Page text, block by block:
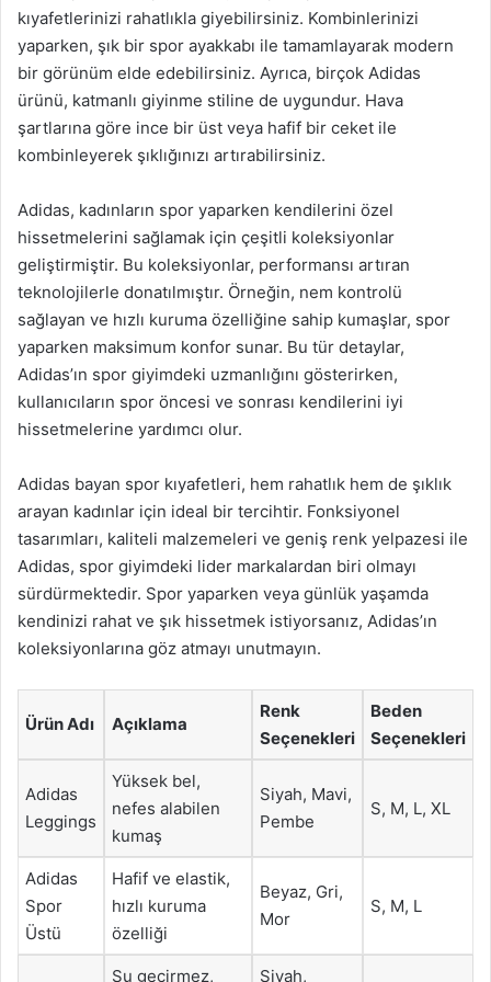
kıyafetlerinizi rahatlıkla giyebilirsiniz. Kombinlerinizi
yaparken, şık bir spor ayakkabı ile tamamlayarak modern
bir görünüm elde edebilirsiniz. Ayrıca, birçok Adidas
ürünü, katmanlı giyinme stiline de uygundur. Hava
şartlarına göre ince bir üst veya hafif bir ceket ile
kombinleyerek şıklığınızı artırabilirsiniz.
Adidas, kadınların spor yaparken kendilerini özel
hissetmelerini sağlamak için çeşitli koleksiyonlar
geliştirmiştir. Bu koleksiyonlar, performansı artıran
teknolojilerle donatılmıştır. Örneğin, nem kontrolü
sağlayan ve hızlı kuruma özelliğine sahip kumaşlar, spor
yaparken maksimum konfor sunar. Bu tür detaylar,
Adidas’ın spor giyimdeki uzmanlığını gösterirken,
kullanıcıların spor öncesi ve sonrası kendilerini iyi
hissetmelerine yardımcı olur.
Adidas bayan spor kıyafetleri, hem rahatlık hem de şıklık
arayan kadınlar için ideal bir tercihtir. Fonksiyonel
tasarımları, kaliteli malzemeleri ve geniş renk yelpazesi ile
Adidas, spor giyimdeki lider markalardan biri olmayı
sürdürmektedir. Spor yaparken veya günlük yaşamda
kendinizi rahat ve şık hissetmek istiyorsanız, Adidas’ın
koleksiyonlarına göz atmayı unutmayın.
Ürün Adı Açıklama
Renk
Seçenekleri
Beden
Seçenekleri
Adidas
Leggings
Yüksek bel,
nefes alabilen
kumaş
Siyah, Mavi,
Pembe
S, M, L, XL
Adidas
Spor
Üstü
Hafif ve elastik,
hızlı kuruma
özelliği
Beyaz, Gri,
Mor
S, M, L
Su geçirmez, Siyah,